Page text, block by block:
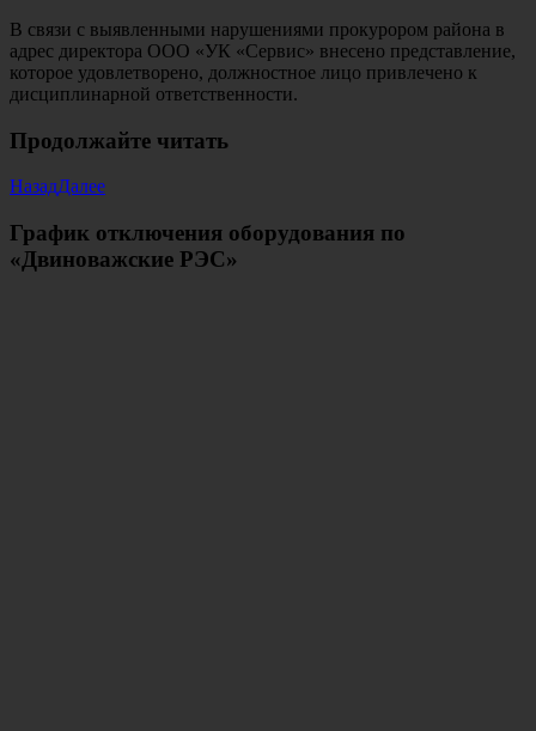
В связи с выявленными нарушениями прокурором района в
адрес директора ООО «УК «Сервис» внесено представление,
которое удовлетворено, должностное лицо привлечено к
дисциплинарной ответственности.
Продолжайте читать
НазадДалее
График отключения оборудования по
«Двиноважские РЭС»